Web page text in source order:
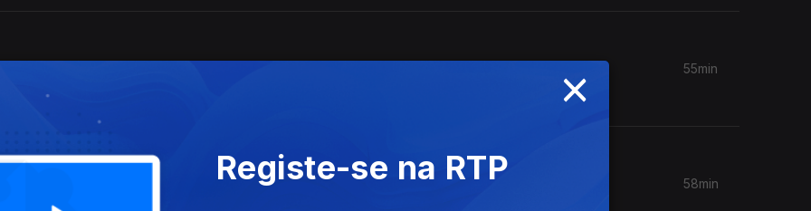
Legendary Tigerman, Tozé Brito e Sam The Kid.
55min
58min
×
Registe-se na RTP